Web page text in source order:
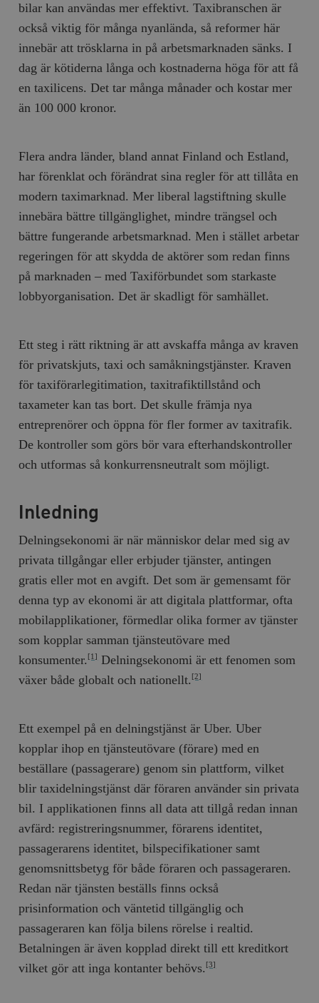
bilar kan användas mer effektivt. Taxibranschen är
också viktig för många nyanlända, så reformer här
innebär att trösklarna in på arbetsmarknaden sänks. I
dag är kötiderna långa och kostnaderna höga för att få
en taxilicens. Det tar många månader och kostar mer
än 100 000 kronor.
Flera andra länder, bland annat Finland och Estland,
har förenklat och förändrat sina regler för att tillåta en
modern taximarknad. Mer liberal lagstiftning skulle
innebära bättre tillgänglighet, mindre trängsel och
bättre fungerande arbetsmarknad. Men i stället arbetar
regeringen för att skydda de aktörer som redan finns
på marknaden – med Taxiförbundet som starkaste
lobbyorganisation. Det är skadligt för samhället.
Ett steg i rätt riktning är att avskaffa många av kraven
för privatskjuts, taxi och samåknings­tjänster. Kraven
för taxiförarlegitimation, taxitrafiktillstånd och
taxameter kan tas bort. Det skulle främja nya
entreprenörer och öppna för fler former av taxitrafik.
De kontroller som görs bör vara efterhandskontroller
och utformas så konkurrensneutralt som möjligt.
Inledning
Delningsekonomi är när människor delar med sig av
privata tillgångar eller erbjuder tjänster, antingen
gratis eller mot en avgift. Det som är gemensamt för
denna typ av ekonomi är att digitala plattformar, ofta
mobilapplikationer, förmedlar olika former av tjänster
som kopplar samman tjänsteutövare med
konsumenter. [1] Delningsekonomi är ett fenomen som
växer både globalt och nationellt. [2]
Ett exempel på en delningstjänst är Uber. Uber
kopplar ihop en tjänsteutövare (förare) med en
beställare (passagerare) genom sin plattform, vilket
blir taxidelningstjänst där föraren använder sin privata
bil. I applikationen finns all data att tillgå redan innan
avfärd: registreringsnummer, förarens identitet,
passagerarens identitet, bilspecifikationer samt
genomsnittsbetyg för både föraren och passageraren.
Redan när tjänsten beställs finns också
prisinformation och väntetid tillgänglig och
passageraren kan följa bilens rörelse i realtid.
Betalningen är även kopplad direkt till ett kreditkort
vilket gör att inga kontanter behövs. [3]